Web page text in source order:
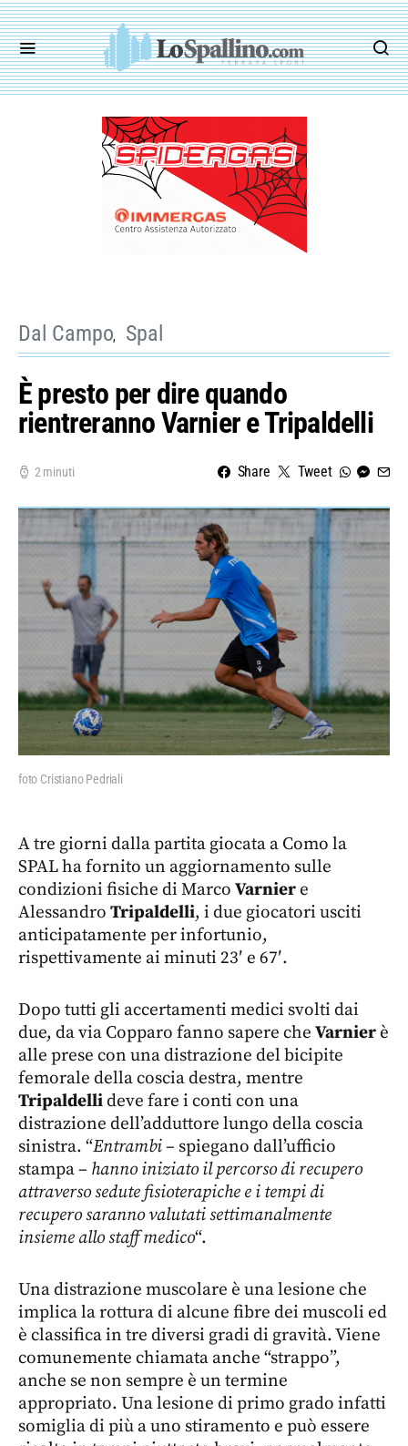
Dal Campo Spal
È presto per dire quando
rientreranno Varnier e Tripaldelli
2 minuti Share Tweet
foto Cristiano Pedriali
A tre giorni dalla partita giocata a Como la
SPAL ha fornito un aggiornamento sulle
condizioni fisiche di Marco Varniere
Alessandro Tripaldelli, i due giocatori usciti
anticipatamente per infortunio,
rispettivamente ai minuti 23′ e 67′.
Dopo tutti gli accertamenti medici svolti dai
due, da via Copparo fanno sapere che Varnierè
alle prese con una distrazione del bicipite
femorale della coscia destra, mentre
Tripaldellideve fare i conti con una
distrazione dell’adduttore lungo della coscia
sinistra. “Entrambi– spiegano dall’ufficio
stampa – hanno iniziato il percorso di recupero
attraverso sedute fisioterapiche e i tempi di
recupero saranno valutati settimanalmente
insieme allo staff medico“.
Una distrazione muscolare è una lesione che
implica la rottura di alcune fibre dei muscoli ed
è classifica in tre diversi gradi di gravità. Viene
comunemente chiamata anche “strappo”,
anche se non sempre è un termine
appropriato. Una lesione di primo grado infatti
somiglia di più a uno stiramento e può essere